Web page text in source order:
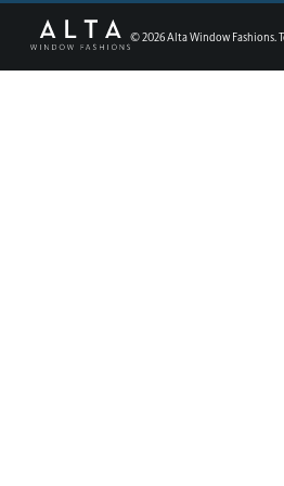
©2026Alta Window Fashions.